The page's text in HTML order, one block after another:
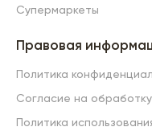
Супермаркеты
Правовая
Политика
Согласие на
Политика